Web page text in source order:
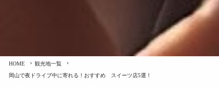
HOME 観光地一覧
岡山で夜ドライブ中に寄れる！おすすめ スイーツ店5選！